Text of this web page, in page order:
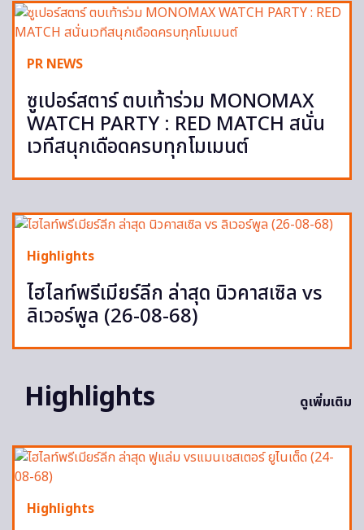
PR NEWS
ซูเปอร์สตาร์ ตบเท้าร่วม MONOMAX
WATCH PARTY : RED MATCH สนั่น
เวทีสนุกเดือดครบทุกโมเมนต์
Highlights
ไฮไลท์พรีเมียร์ลีก ล่าสุด นิวคาสเซิล vs
ลิเวอร์พูล (26-08-68)
Highlights ดูเพิ่มเติม
Highlights